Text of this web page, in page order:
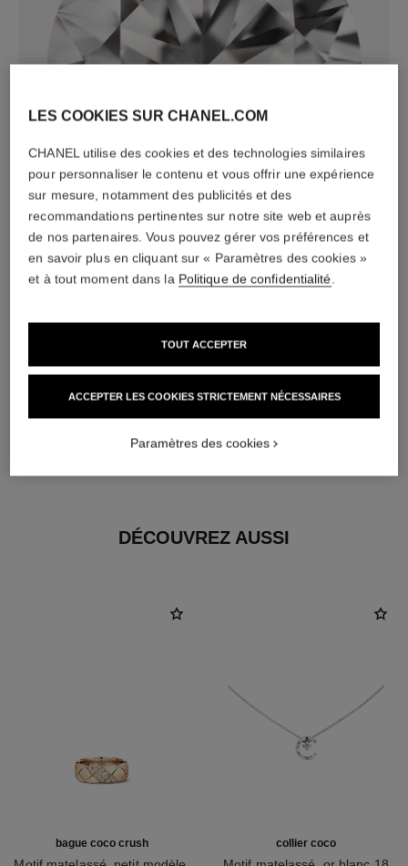
18 diamants taille brillant totalisant 0,36 carat
Caractéristiques variables**
DÉCOUVREZ AUSSI
bague coco crush collier coco
LES COOKIES SUR CHANEL.COM
CHANEL utilise des cookies et des technologies similaires
pour personnaliser le contenu et vous offrir une expérience
sur mesure, notamment des publicités et des
recommandations pertinentes sur notre site web et auprès
de nos partenaires. Vous pouvez gérer vos préférences et
en savoir plus en cliquant sur « Paramètres des cookies »
et à tout moment dans la Politique de confidentialité.
ACCEPTER LES COOKIES STRICTEMENT NÉCESSAIRES
TOUT ACCEPTER
Paramètres des cookies